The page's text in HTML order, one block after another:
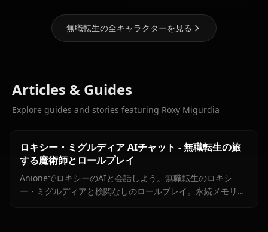
無職転生の全キャラクターを見る
Articles & Guides
Explore guides and stories featuring Roxy Migurdia
ロキシー・ミグルディア AIチャット - 無職転生の旅
する魔術師とロールプレイ
AnioneでロキシーのAIと会話しよう。無職転生のロキシ
ー・ミグルディアと検閲なしのロールプレイ。永続メモリ、